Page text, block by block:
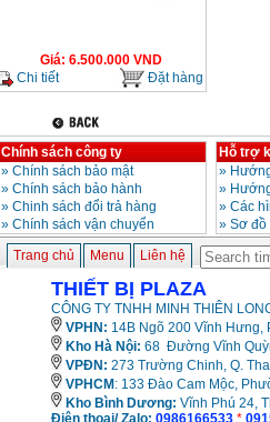
Giá: 6.500.000VND
Chi tiết
Đặt hàng
Chính sách công ty
» Chính sách bảo mật
» Chính sách bảo hành
» Chinh sách đổi trả hàng
» Chính sách vận chuyển
Hỗ trợ
»
»
» Các
» Sơ
Trang chủ Menu Liên hệ
THIẾT BỊ PLAZA
CÔNG TY TNHH MINH THIÊN
VPHN: 14B Ngõ 200 Vĩnh Hưng,
Kho Hà Nội: 68 Đường Vĩnh
VPĐN: 273 Trường Chinh, Q.
VPHCM : 133 Đào Cam Mộc,
Kho Bình Dương: Vĩnh Phú 24,